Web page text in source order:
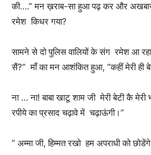
की….” मन ख़राब-सा हुआ पढ़ कर और
रमेश किधर गया?
सामने से दो पुलिस वालियों के संग रमेश आ
सैं?” माँ का मन आशंकित हुआ, “कहीं मेरी
ना … ना! बाबा खाटू शाम जी मेरी बेटी कै
रपीये का प्रसाद चढ़ावे में चढ़ाऊंगी।”
” अम्मा जी, हिम्मत रखो हम अपराधी को